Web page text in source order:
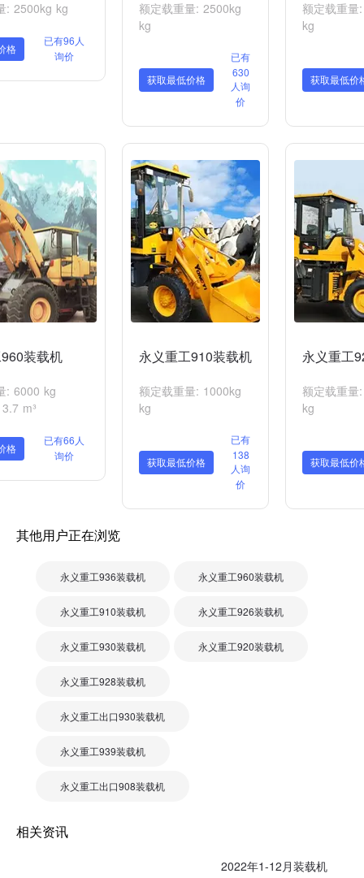
: 2500kg kg
格
已有96人
询价
额定载重量: 2500kg
kg
获取最低价格
已有
630
人询
价
额定载重量
kg
获取最低价
装载机
: 6000 kg
m³
格
已有66人
询价
永义重工910装载机
额定载重量: 1000kg
kg
获取最低价格
已有
138
人询
价
永义重工
额定载重量
kg
获取最低价
其他用户正在浏览
永义重工936装载机 永义重工960装载机
永义重工910装载机 永义重工926装载机
永义重工930装载机 永义重工920装载机
永义重工928装载机
永义重工出口930装载机
永义重工939装载机
永义重工出口908装载机
相关资讯
2022年1-12月装载机